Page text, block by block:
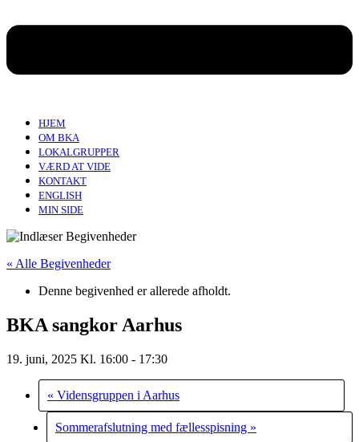
HJEM
OM BKA
LOKALGRUPPER
VÆRD AT VIDE
KONTAKT
ENGLISH
MIN SIDE
« Alle Begivenheder
Denne begivenhed er allerede afholdt.
BKA sangkor Aarhus
19. juni, 2025 Kl. 16:00 - 17:30
« Vidensgruppen i Aarhus
Sommerafslutning med fællesspisning »